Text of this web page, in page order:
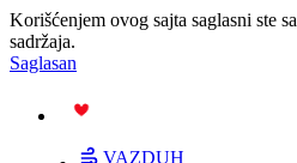
Korišćenjem ovog sajta saglasni ste sa
sadržaja.
Saglasan
VAZDUH